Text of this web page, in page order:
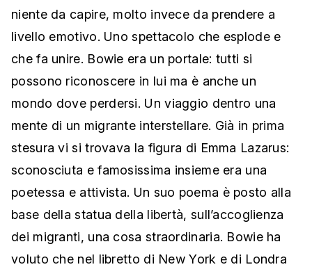
niente da capire, molto invece da prendere a
livello emotivo. Uno spettacolo che esplode e
che fa unire. Bowie era un portale: tutti si
possono riconoscere in lui ma è anche un
mondo dove perdersi. Un viaggio dentro una
mente di un migrante interstellare. Già in prima
stesura vi si trovava la figura di Emma Lazarus:
sconosciuta e famosissima insieme era una
poetessa e attivista. Un suo poema è posto alla
base della statua della libertà, sull’accoglienza
dei migranti, una cosa straordinaria. Bowie ha
voluto che nel libretto di New York e di Londra